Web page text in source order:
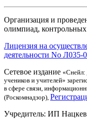
Организация и
олимпиад,
Лицензия на
деятельности No Л035-
Сетевое издание «Снейл:
учеников и учителей»
в сфере связи,
(Роскомнадзор),
Учредитель: ИП